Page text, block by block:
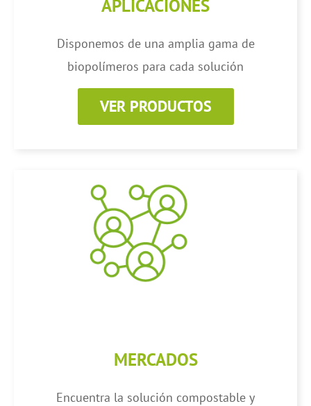
APLICACIONES
Disponemos de una amplia gama de
biopolímeros para cada solución
VER PRODUCTOS
MERCADOS
Encuentra la solución compostable y